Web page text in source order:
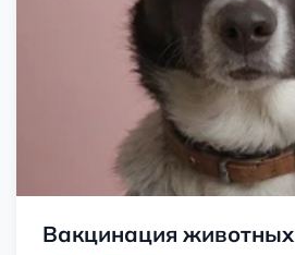
Вакцинация животных